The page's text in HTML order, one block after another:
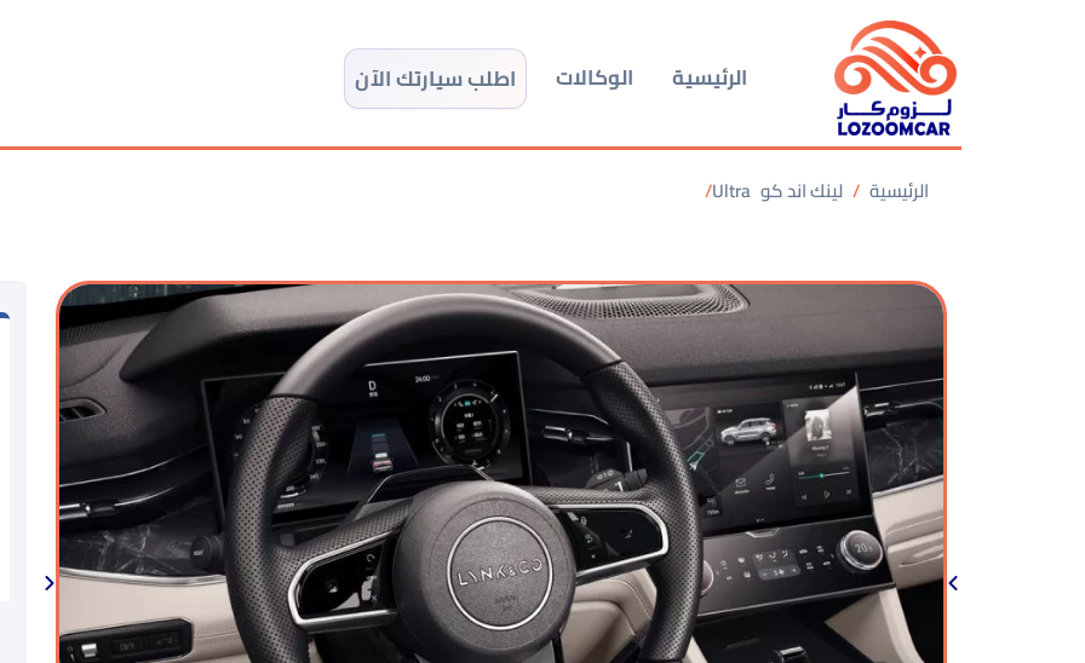
الرئيسية الوكالات اطلب سيارتك الآن
الرئيسية لينك اند كو Ultra